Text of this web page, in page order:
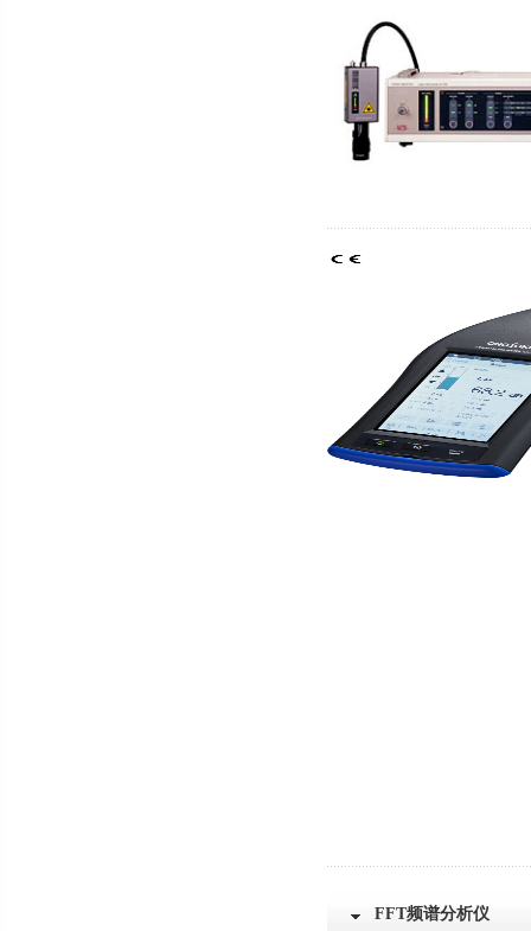
FFT频谱分析仪